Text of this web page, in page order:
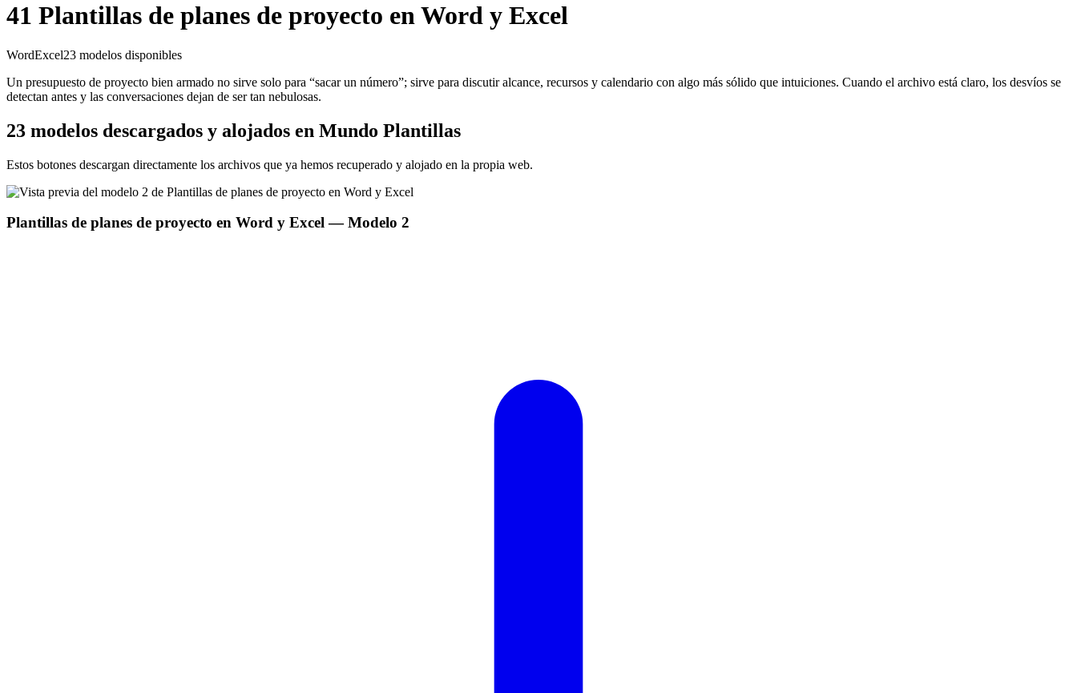
41 Plantillas de planes de proyecto en Word y Excel
WordExcel23 modelos disponibles
Un presupuesto de proyecto bien armado no sirve solo para “sacar un número”; sirve para discutir alcance, recursos y calendario con algo más sólido que intuiciones. Cuando el archivo está claro, los desvíos se
detectan antes y las conversaciones dejan de ser tan nebulosas.
23 modelos descargados y alojados en Mundo Plantillas
Estos botones descargan directamente los archivos que ya hemos recuperado y alojado en la propia web.
Plantillas de planes de proyecto en Word y Excel— Modelo 2